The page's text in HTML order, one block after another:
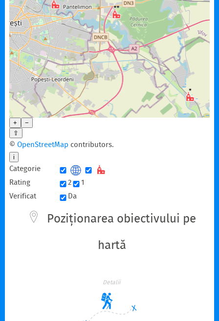
+
−
⇧
© OpenStreetMap contributors.
i
Categorie
Rating
2
1
Verificat
Da
Poziționarea obiectivului pe
hartă
Detalii